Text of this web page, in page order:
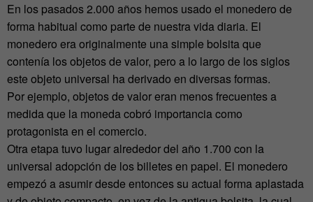
En los pasados 2.000 años hemos usado el monedero de
forma habitual como parte de nuestra vida diaria. El
monedero era originalmente una simple bolsita que
contenía los objetos de valor, pero a lo largo de los siglos
este objeto universal ha derivado en diversas formas.
Por ejemplo, objetos de valor eran menos frecuentes a
medida que la moneda cobró importancia como
protagonista en el comercio.
Otra etapa tuvo lugar alrededor del año 1.700 con la
universal adopción de los billetes en papel. El monedero
empezó a asumir desde entonces su actual forma aplastada